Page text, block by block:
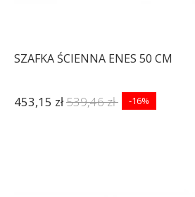
SZAFKA ŚCIENNA ENES 50 CM
453,15 zł539,46 zł -16%